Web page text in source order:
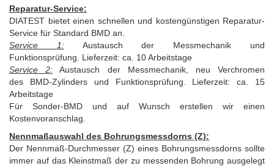
Reparatur-Service:
DIATEST bietet einen schnellen und kostengünstigen Reparatur-
Service für Standard BMD an.
Service 1:Austausch der Messmechanik und
Funktionsprüfung. Lieferzeit: ca. 10 Arbeitstage
Service 2: Austausch der Messmechanik, neu Verchromen
des BMD-Zylinders und Funktionsprüfung. Lieferzeit: ca. 15
Arbeitstage
Für Sonder-BMD und auf Wunsch erstellen wir einen
Kostenvoranschlag.
Nennmaßauswahl des Bohrungsmessdorns (Z):
Der Nennmaß-Durchmesser (Z) eines Bohrungsmessdorns sollte
immer auf das Kleinstmaß der zu messenden Bohrung ausgelegt